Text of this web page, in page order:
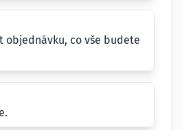
objednávku, co vše budete